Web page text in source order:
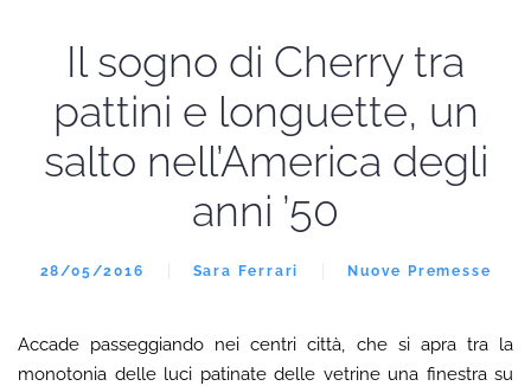
Il sogno di Cherry tra
pattini e longuette, un
salto nell’America degli
anni ’50
28/05/2016 Sara Ferrari Nuove Premesse
Accade passeggiando nei centri città, che si apra tra la
monotonia delle luci patinate delle vetrine una finestra su